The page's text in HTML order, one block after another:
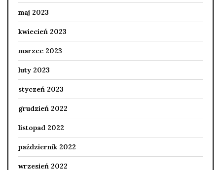
maj 2023
kwiecień 2023
marzec 2023
luty 2023
styczeń 2023
grudzień 2022
listopad 2022
październik 2022
wrzesień 2022